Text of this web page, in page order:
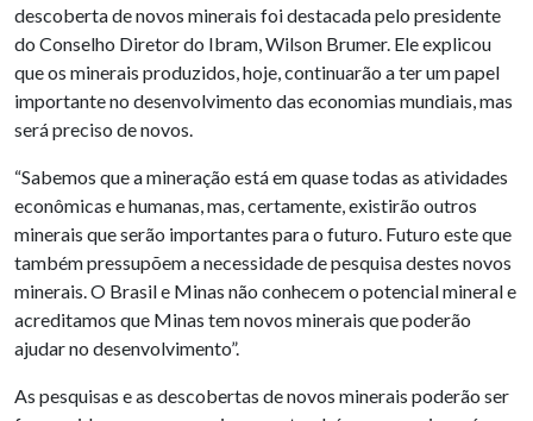
descoberta de novos minerais foi destacada pelo presidente
do Conselho Diretor do Ibram, Wilson Brumer. Ele explicou
que os minerais produzidos, hoje, continuarão a ter um papel
importante no desenvolvimento das economias mundiais, mas
será preciso de novos.
“Sabemos que a mineração está em quase todas as atividades
econômicas e humanas, mas, certamente, existirão outros
minerais que serão importantes para o futuro. Futuro este que
também pressupõem a necessidade de pesquisa destes novos
minerais. O Brasil e Minas não conhecem o potencial mineral e
acreditamos que Minas tem novos minerais que poderão
ajudar no desenvolvimento”.
As pesquisas e as descobertas de novos minerais poderão ser